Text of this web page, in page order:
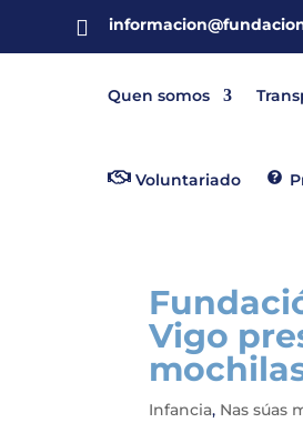

Quen somos
Voluntariado
Vigo
Infancia, Nas súas